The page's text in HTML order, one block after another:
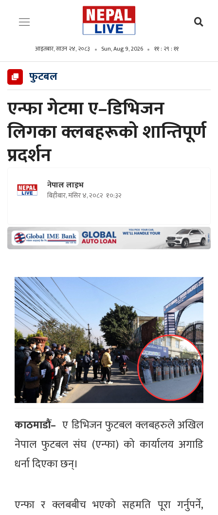
आइतबार, साउन २४, २०८३ Sun, Aug 9, 2026 ११ : २९ : १२
फुटबल
एन्फा गेटमा ए–डिभिजन
लिगका क्लबहरूको शान्तिपूर्ण
प्रदर्शन
नेपाल लाइभ
बिहीबार, मंसिर ४, २०८२ १०:३२
काठमाडौं– ए डिभिजन फुटबल क्लबहरुले अखिल
नेपाल फुटबल संघ (एन्फा) को कार्यालय अगाडि
धर्ना दिएका छन्।
एन्फा र क्लबबीच भएको सहमति पूरा गर्नुपर्ने,